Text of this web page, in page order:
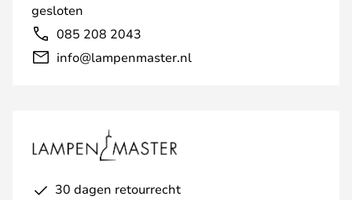
gesloten
085 208 2043
info@lampenmaster.nl
30 dagen retourrecht